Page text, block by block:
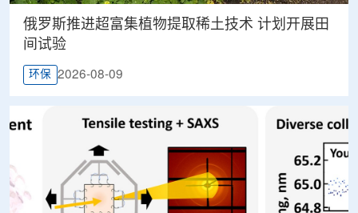
俄罗斯推进超富集植物提取稀土技术 计划开展田
间试验
环保 2026-08-09